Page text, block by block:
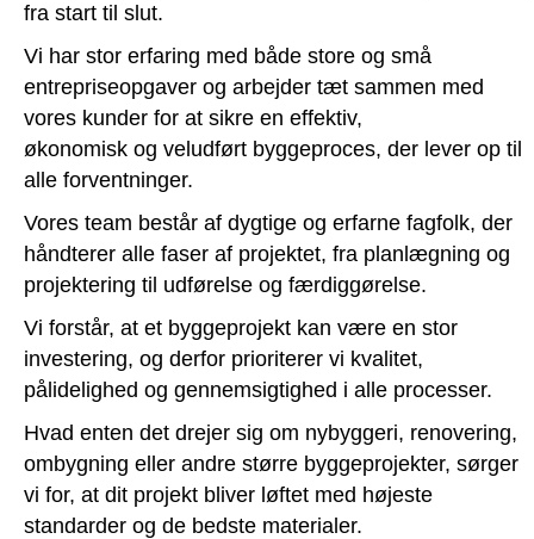
fra start til slut.
Vi har stor erfaring med både store og små
entrepriseopgaver og arbejder tæt sammen med
vores kunder for at sikre en effektiv,
økonomisk og veludført byggeproces, der lever op til
alle forventninger.
Vores team består af dygtige og erfarne fagfolk, der
håndterer alle faser af projektet, fra planlægning og
projektering til udførelse og færdiggørelse.
Vi forstår, at et byggeprojekt kan være en stor
investering, og derfor prioriterer vi kvalitet,
pålidelighed og gennemsigtighed i alle processer.
Hvad enten det drejer sig om nybyggeri, renovering,
ombygning eller andre større byggeprojekter, sørger
vi for, at dit projekt bliver løftet med højeste
standarder og de bedste materialer.